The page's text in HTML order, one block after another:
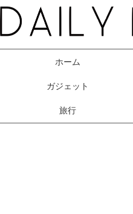
ホーム
ガジェット
旅行